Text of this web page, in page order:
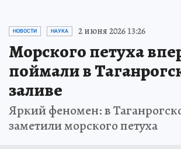
НОВОСТИ НАУКА 2 июня 2026 13:26
Морского петуха
поймали в
заливе
Яркий феномен: в
заметили морского петуха